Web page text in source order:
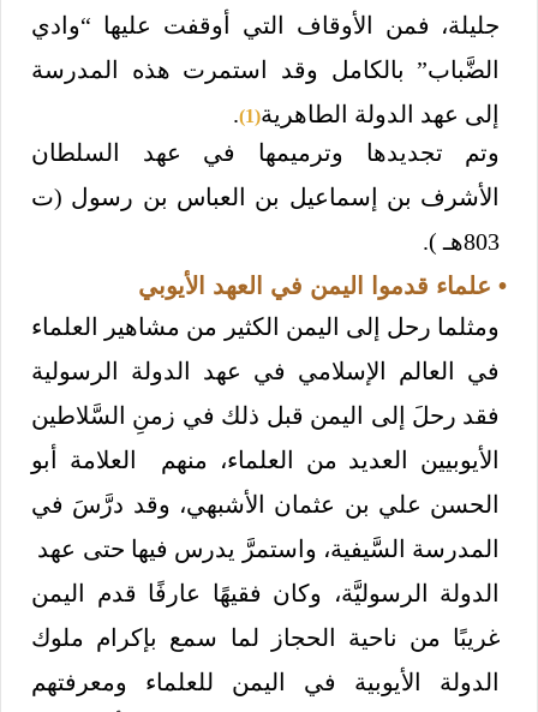
جليلة، فمن الأوقاف التي أوقفت عليها “وادي
الضَّباب” بالكامل وقد استمرت هذه المدرسة
إلى عهد الدولة الطاهرية(1)
.
وتم تجديدها وترميمها في عهد السلطان
الأشرف بن إسماعيل بن العباس بن رسول (ت
803هـ ).
• علماء قدموا اليمن في العهد الأيوبي
ومثلما رحل إلى اليمن الكثير من مشاهير العلماء
في العالم الإسلامي في عهد الدولة الرسولية
فقد رحلَ إلى اليمن قبل ذلك في زمنِ السَّلاطين
الأيوبيين العديد من العلماء، منهم العلامة أبو
الحسن علي بن عثمان الأشبهي، وقد درَّسَ في
المدرسة السَّيفية، واستمرَّ يدرس فيها حتى عهد
الدولة الرسوليَّة، وكان فقيهًا عارفًا قدم اليمن
غريبًا من ناحية الحجاز لما سمع بإكرام ملوك
الدولة الأيوبية في اليمن للعلماء ومعرفتهم